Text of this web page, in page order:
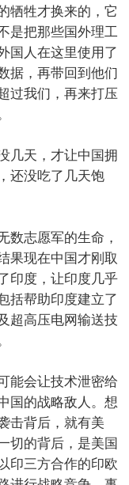
牺牲才换来的，它
是把那些国外理工
国人在这里使用了
据，再带回到他们
过我们，再来打压
几天，才让中国拥
还没吃了几天饱
数志愿军的生命，
果现在中国才刚取
印度，让印度几乎
括帮助印度建立了
超高压电网输送技
能会让技术泄密给
国的战略敌人。想
击背后，就有美
切的背后，是美国
印三方合作的印欧